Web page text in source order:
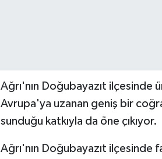
Ağrı'nın Doğubayazıt
Avrupa'ya uzanan geniş bir
sunduğu katkıyla da öne çıkıyor.
Ağrı'nın Doğubayazıt